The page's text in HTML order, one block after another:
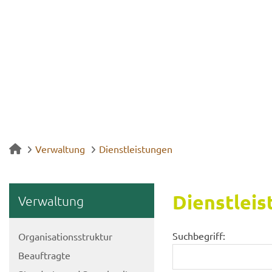
Verwaltung Dienstleistungen
Ver­wal­tung
Or­ga­ni­sa­ti­ons­struk­tur
Be­auf­trag­te
Suchbegriff: